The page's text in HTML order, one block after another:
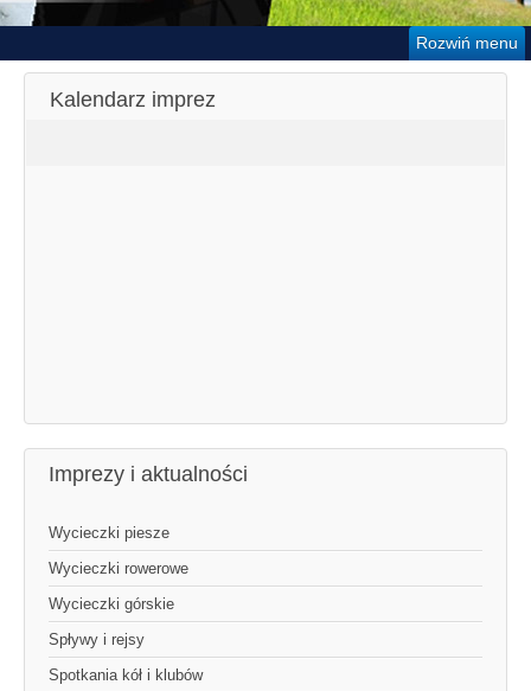
Rozwiń menu
Kalendarz imprez
Imprezy i aktualności
Wycieczki piesze
Wycieczki rowerowe
Wycieczki górskie
Spływy i rejsy
Spotkania kół i klubów